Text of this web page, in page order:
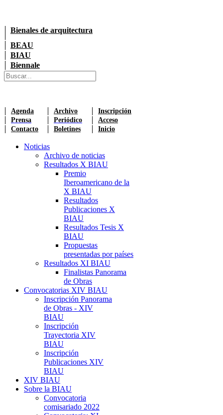
Bienales de arquitectura
BEAU
BIAU
Biennale
Agenda Archivo
Inscripción
Prensa
Periódico
Acceso
Contacto
Boletines Inicio
Noticias
Archivo de noticias
Resultados X BIAU
Premio
Iberoamericano de la
X BIAU
Resultados
Publicaciones X
BIAU
Resultados Tesis X
BIAU
Propuestas
presentadas por países
Resultados XI BIAU
Finalistas Panorama
de Obras
Convocatorias XIV BIAU
Inscripción Panorama
de Obras - XIV
BIAU
Inscripción
Trayectoria XIV
BIAU
Inscripción
Publicaciones XIV
BIAU
XIV BIAU
Sobre la BIAU
Convocatoria
comisariado 2022